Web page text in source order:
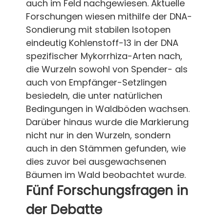
auch im Feld nachgewiesen. Aktuelle
Forschungen wiesen mithilfe der DNA-
Sondierung mit stabilen Isotopen
eindeutig Kohlenstoff-13 in der DNA
spezifischer Mykorrhiza-Arten nach,
die Wurzeln sowohl von Spender- als
auch von Empfänger-Setzlingen
besiedeln, die unter natürlichen
Bedingungen in Waldböden wachsen.
Darüber hinaus wurde die Markierung
nicht nur in den Wurzeln, sondern
auch in den Stämmen gefunden, wie
dies zuvor bei ausgewachsenen
Bäumen im Wald beobachtet wurde.
Fünf Forschungsfragen in
der Debatte